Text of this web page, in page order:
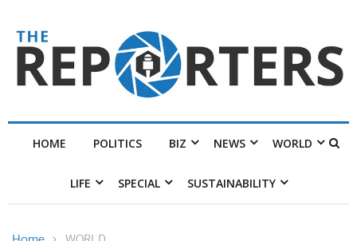
HOME POLITICS BIZ NEWS WORLD
LIFE SPECIAL SUSTAINABILITY